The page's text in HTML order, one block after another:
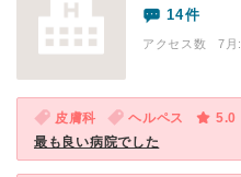
14件
アクセス数 7月:
皮膚科 ヘルペス
5.0
最も良い病院でした